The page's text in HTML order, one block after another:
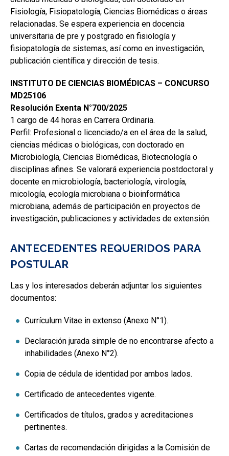
Fisiología, Fisiopatología, Ciencias Biomédicas o áreas
relacionadas. Se espera experiencia en docencia
universitaria de pre y postgrado en fisiología y
fisiopatología de sistemas, así como en investigación,
publicación científica y dirección de tesis.
INSTITUTO DE CIENCIAS BIOMÉDICAS – CONCURSO
MD25106
Resolución Exenta N°700/2025
1 cargo de 44 horas en Carrera Ordinaria.
Perfil: Profesional o licenciado/a en el área de la salud,
ciencias médicas o biológicas, con doctorado en
Microbiología, Ciencias Biomédicas, Biotecnología o
disciplinas afines. Se valorará experiencia postdoctoral y
docente en microbiología, bacteriología, virología,
micología, ecología microbiana o bioinformática
microbiana, además de participación en proyectos de
investigación, publicaciones y actividades de extensión.
ANTECEDENTES REQUERIDOS PARA
POSTULAR
Las y los interesados deberán adjuntar los siguientes
documentos:
Currículum Vitae in extenso (Anexo N°1).
Declaración jurada simple de no encontrarse afecto a
inhabilidades (Anexo N°2).
Copia de cédula de identidad por ambos lados.
Certificado de antecedentes vigente.
Certificados de títulos, grados y acreditaciones
pertinentes.
Cartas de recomendación dirigidas a la Comisión de